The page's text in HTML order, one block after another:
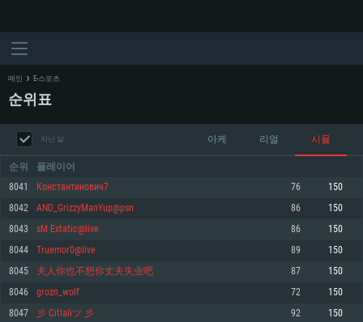
PC
최소사양
최소사양
최소사양
메인 E-스포츠
순위표
지난 달 아케 리얼 시뮬
순위 플레이어
8041 Константинович7 76 150
8042 AND_GrizzyManYup@psn 86 150
8043 sM Extatic@live 86 150
8044 Truemor0@live 89 150
8045 夫人你也不想你丈夫失业吧 87 150
8046 grozn_wolf 72 150
8047 彡 Citlaliツ 彡 92 150